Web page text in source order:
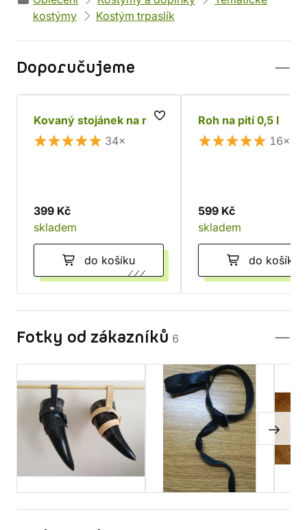
kostýmy
Kostým trpaslík
Doporučujeme
Kovaný stojánek na roh
34×
399 Kč
skladem
do košíku
Roh na pití 0,5 l
16×
599 Kč
skladem
do košíku
Fotky od zákazníků 6